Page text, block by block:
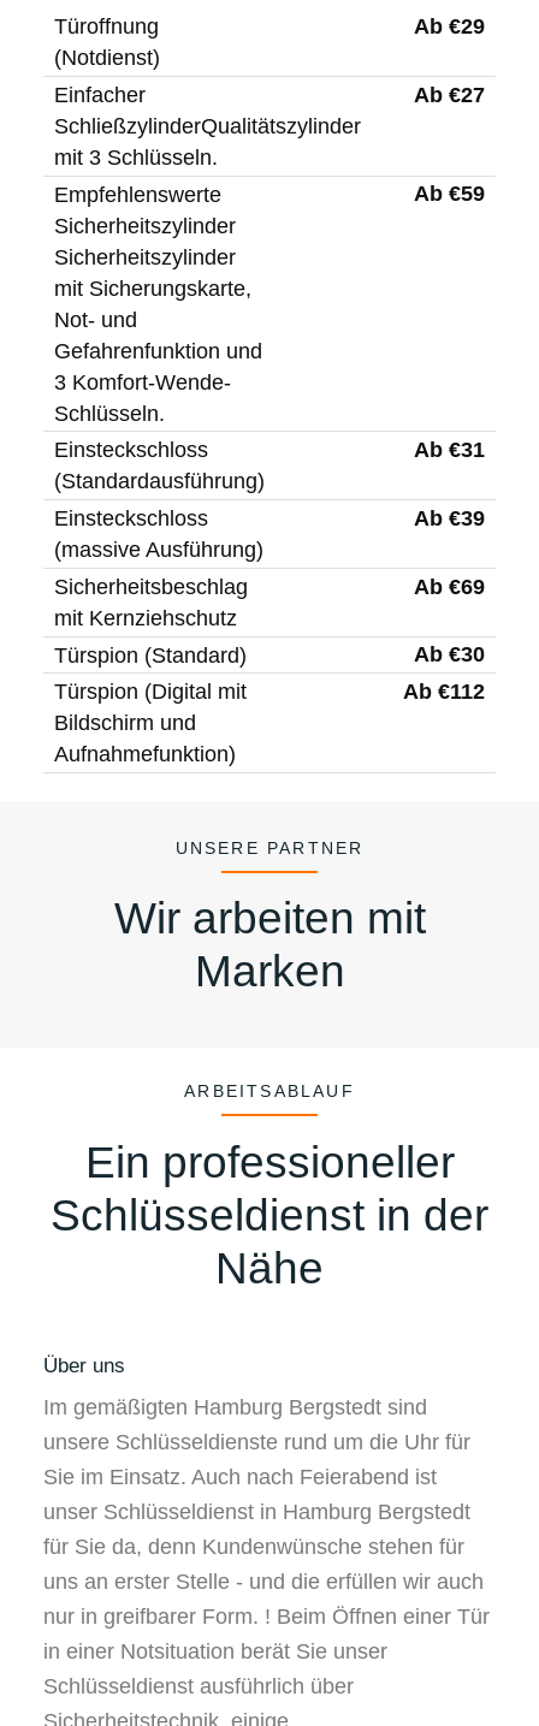
Türoffnung
(Notdienst)
Ab €29
Einfacher
SchließzylinderQualitätszylinder
mit 3 Schlüsseln.
Ab €27
Empfehlenswerte
Sicherheitszylinder
Sicherheitszylinder
mit Sicherungskarte,
Not- und
Gefahrenfunktion und
3 Komfort-Wende-
Schlüsseln.
Ab €59
Einsteckschloss
(Standardausführung)
Ab €31
Einsteckschloss
(massive Ausführung)
Ab €39
Sicherheitsbeschlag
mit Kernziehschutz
Ab €69
Türspion (Standard)
Ab €30
Türspion (Digital mit
Bildschirm und
Aufnahmefunktion)
Ab €112
UNSERE PARTNER
Wir arbeiten mit
Marken
ARBEITSABLAUF
Ein professioneller
Schlüsseldienst in der
Nähe
Über uns
Im gemäßigten Hamburg Bergstedt sind
unsere Schlüsseldienste rund um die Uhr für
Sie im Einsatz. Auch nach Feierabend ist
unser Schlüsseldienst in Hamburg Bergstedt
für Sie da, denn Kundenwünsche stehen für
uns an erster Stelle - und die erfüllen wir auch
nur in greifbarer Form. ! Beim Öffnen einer Tür
in einer Notsituation berät Sie unser
Schlüsseldienst ausführlich über
Sicherheitstechnik, einige